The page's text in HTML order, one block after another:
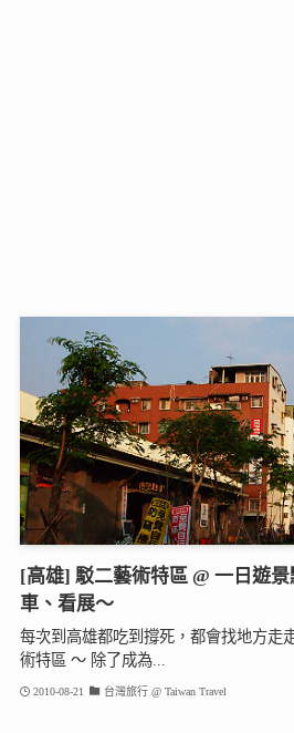
[高雄] 駁二藝術特區 @ 一日遊
車、看展～
每次到高雄都吃到撐死，都會找地方走
術特區 ～ 除了成為...
2010-08-21 台灣旅行 @ Taiwan Travel